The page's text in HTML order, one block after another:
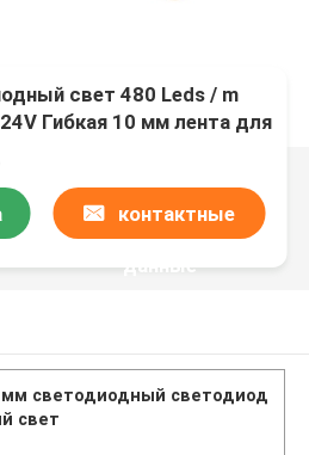
свет 480 Leds / m
24V Гибкая 10 мм лента для
контактные
данные
мм светодиодный светодиод
свет